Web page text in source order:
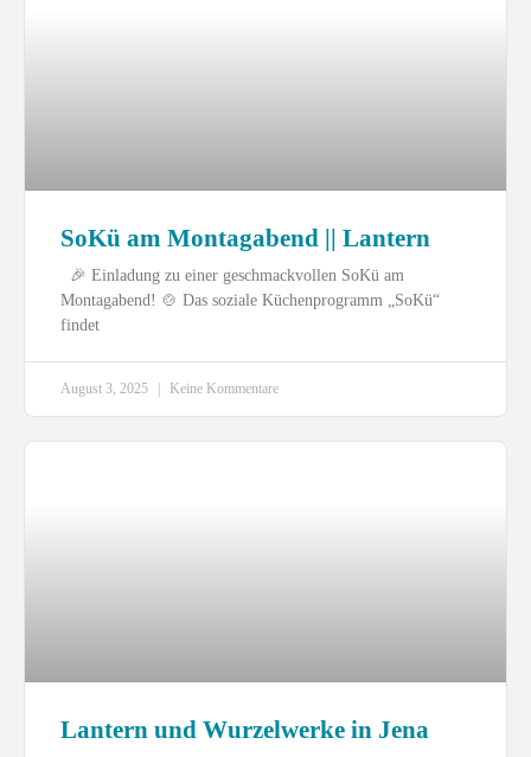
SoKü am Montagabend || Lantern
🎉 Einladung zu einer geschmackvollen SoKü am
Montagabend! 🍲 Das soziale Küchenprogramm „SoKü“
findet
August 3, 2025 Keine Kommentare
Lantern und Wurzelwerke in Jena